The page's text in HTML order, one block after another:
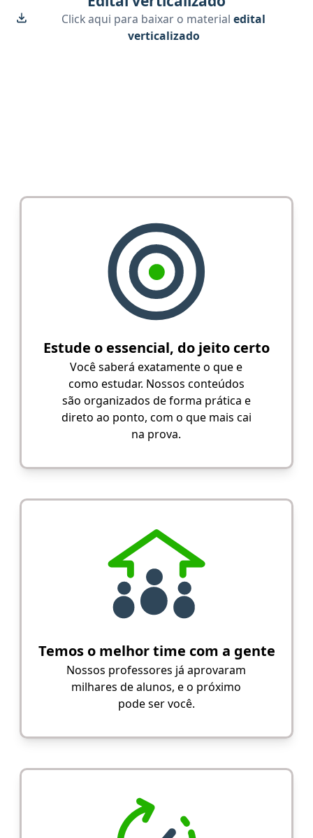
Click aqui para baixar o materialedital
verticalizado
Estude o essencial, do jeito certo
Você saberá exatamente o que e
como estudar. Nossos conteúdos
são organizados de forma prática e
direto ao ponto, com o que mais cai
na prova.
Temos o melhor time com a gente
Nossos professores já aprovaram
milhares de alunos, e o próximo
pode ser você.